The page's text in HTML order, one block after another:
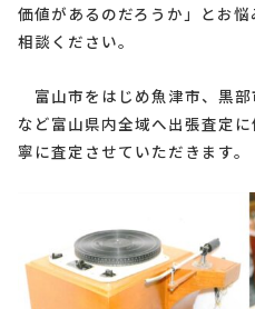
価値があるのだろうか」とお
相談ください。
富山市をはじめ魚津市、黒
など富山県内全域へ出張査定
寧に査定させていただきます。